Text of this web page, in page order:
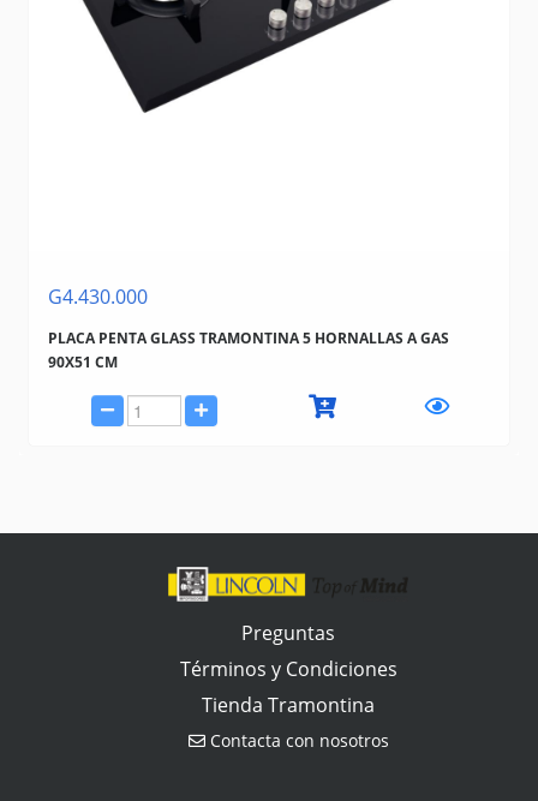
G4.430.000
PLACA PENTA GLASS TRAMONTINA 5 HORNALLAS A GAS
90X51 CM
Preguntas
Términos y Condiciones
Tienda Tramontina
Contacta con nosotros